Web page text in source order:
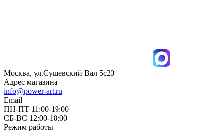
Москва, ул.Сущевский Вал 5с20
Адрес магазина
info@power-art.ru
Email
ПН-ПТ 11:00-19:00
СБ-ВС 12:00-18:00
Режим работы